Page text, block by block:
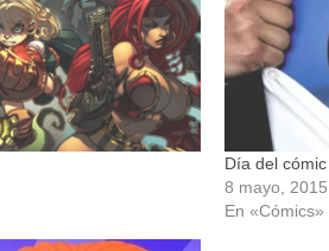
Día del
8 mayo, 2015
En «Cómics»